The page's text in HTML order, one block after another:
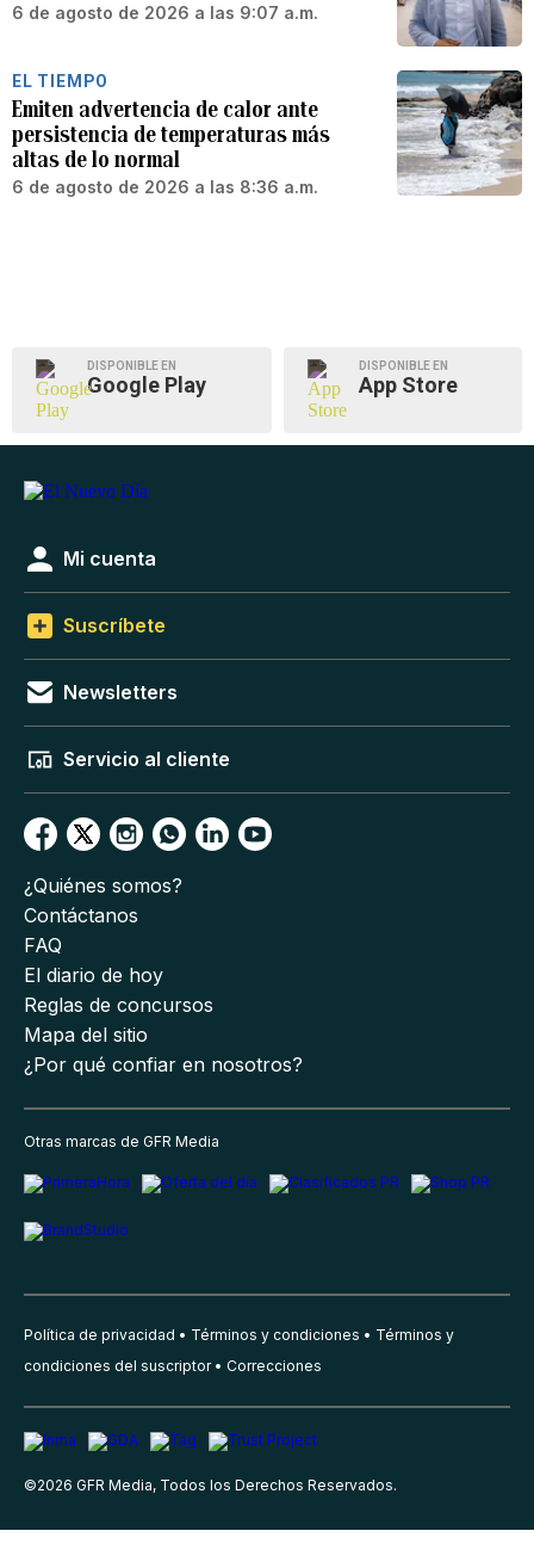
6 de agosto de 2026 a las 9:07 a.m.
EL TIEMPO
Emiten advertencia de calor ante
persistencia de temperaturas más
altas de lo normal
6 de agosto de 2026 a las 8:36 a.m.
DISPONIBLE EN
Google Play
DISPONIBLE EN
App Store
Mi cuenta
Suscríbete
Newsletters
Servicio al cliente
¿Quiénes somos?
Contáctanos
FAQ
El diario de hoy
Reglas de concursos
Mapa del sitio
¿Por qué confiar en nosotros?
Otras marcas de GFR Media
Política de privacidad Términos y condiciones
Términos y
condiciones del suscriptor
Correcciones
©2026 GFR Media, Todos los Derechos Reservados.